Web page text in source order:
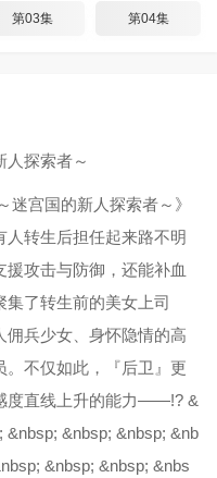
第03集 第04集
人探索者～
迷宫国的新人探索者～》
转生后担任起来路不明
攻击与防御，还能补血
集了转生前的美女上司
佣兵少女、身怀隐情的高
不仅如此，『后卫』更
度直线上升的能力――!? &
&nbsp; &nbsp; &nbsp; &nb
&nbsp; &nbsp; &nbs